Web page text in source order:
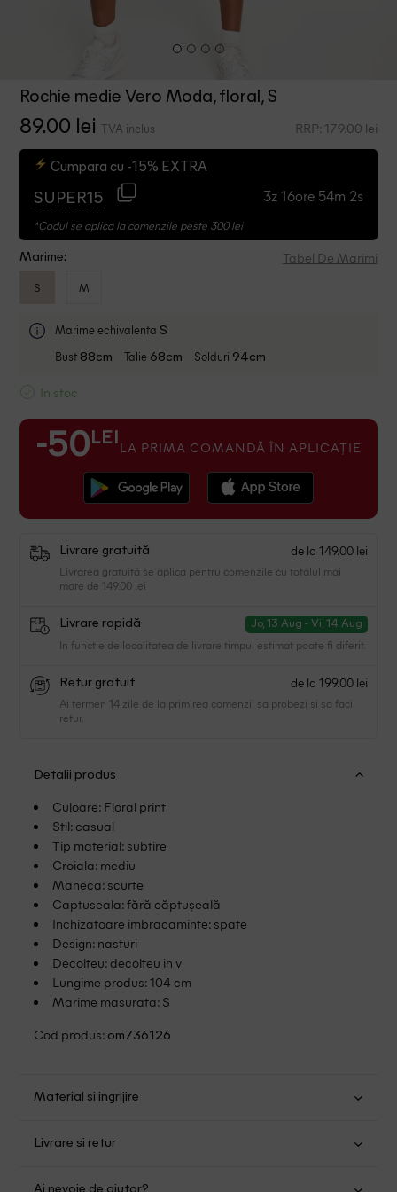
Rochie medie Vero Moda, floral, S
89.00 lei TVA inclus RRP: 179.00 lei
Cumpara cu -15% EXTRA
SUPER15 3z 16ore 54m 1s
*Codul se aplica la comenzile peste 300 lei
Marime: Tabel De Marimi
S M
Marime echivalenta S
Bust 88cm Talie 68cm Solduri 94cm
In stoc
-50 LEI LA PRIMA COMANDĂ ÎN APLICAȚIE
Livrare gratuită de la 149.00 lei
Livrarea gratuită se aplica pentru comenzile cu totalul mai
mare de 149.00 lei
Livrare rapidă Jo, 13 Aug - Vi, 14 Aug
In functie de localitatea de livrare timpul estimat poate fi diferit.
Retur gratuit de la 199.00 lei
Ai termen 14 zile de la primirea comenzii sa probezi si sa faci
retur.
Detalii produs
Culoare: Floral print
Stil: casual
Tip material: subtire
Croiala: mediu
Maneca: scurte
Captuseala: fără căptușeală
Inchizatoare imbracaminte: spate
Design: nasturi
Decolteu: decolteu in v
Lungime produs: 104 cm
Marime masurata: S
Cod produs: om736126
Material si ingrijire
Nu folositi inalbitor
Livrare si retur